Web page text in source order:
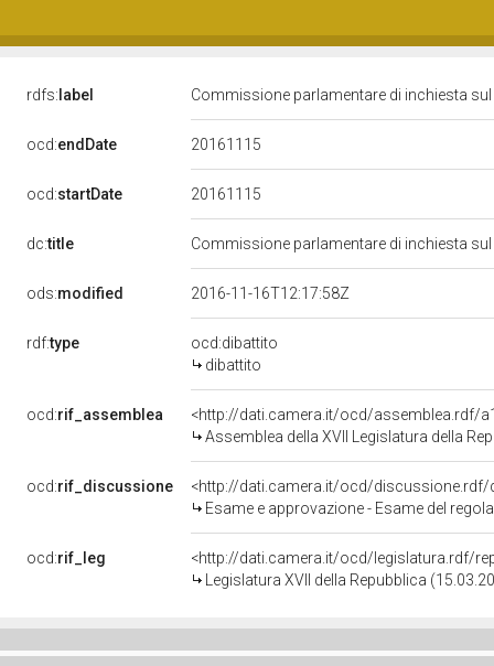
rdfs: label Commissione parlamentare di inchiesta
ocd:endDate 20161115
ocd:startDate 20161115
dc:title Commissione parlamentare di inchiesta
ods:modified 2016-11-16T12:17:58Z
rdf:type
ocd:dibattito
dibattito
ocd:rif_assemblea
<http://dati.camera.it/ocd/assemblea.rdf/
Assemblea della XVII Legislatura della
ocd:rif_discussione
<http://dati.camera.it/ocd/discussione.rdf/
Esame e approvazione - Esame del
ocd:rif_leg
<http://dati.camera.it/ocd/legislatura.rdf/
Legislatura XVII della Repubblica